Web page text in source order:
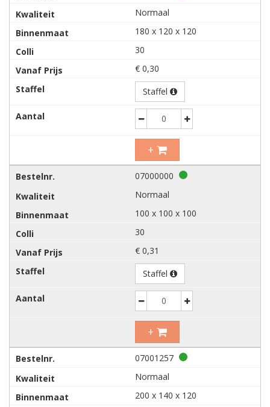
Normaal
180 x 120 x 120
30
€ 0,30
Staffel
Decrease Increase
+
07000000
Normaal
100 x 100 x 100
30
€ 0,31
Staffel
Decrease Increase
+
07001257
Normaal
200 x 140 x 120